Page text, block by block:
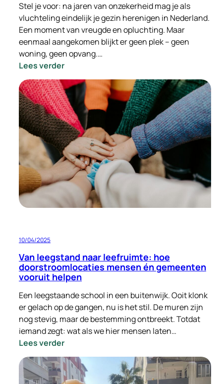
Stel je voor: na jaren van onzekerheid mag je als
vluchteling eindelijk je gezin herenigen in Nederland.
Een moment van vreugde en opluchting. Maar
eenmaal aangekomen blijkt er geen plek – geen
woning, geen opvang.…
Lees verder:
Samen
bouwen
aan
een
warme
ontvangst:
opvang
voor
nareizigers
én
ruimte
voor
10/04/2025
Van leegstand naar leefruimte: hoe
doorstroomlocaties mensen én gemeenten
vooruit helpen
Een leegstaande school in een buitenwijk. Ooit klonk
er gelach op de gangen, nu is het stil. De muren zijn
nog stevig, maar de bestemming ontbreekt. Totdat
iemand zegt: wat als we hier mensen laten…
Lees verder:
Van
leegstand
naar